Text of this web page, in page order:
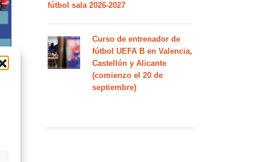
fútbol sala 2026-2027
Curso de entrenador de
fútbol UEFA B en Valencia,
Castellón y Alicante
(comienzo el 20 de
septiembre)